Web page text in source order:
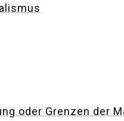
oder Grenzen der